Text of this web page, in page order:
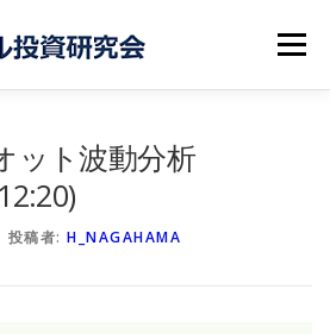
メニュー
ット波動分析
投稿者: H_NAGAHAMA